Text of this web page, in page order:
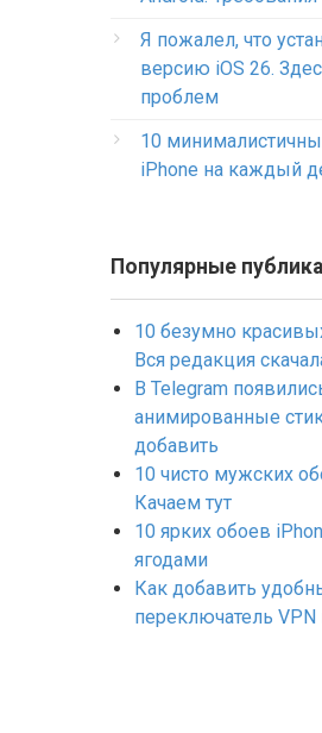
Я пожалел, что
версию iOS 26.
проблем
10
iPhone на каждый
Популярные
10 безумно
Вся редакция
В Telegram
анимированные
добавить
10 чисто мужских
Качаем тут
10 ярких обоев
ягодами
Как добавить
переключатель VPN